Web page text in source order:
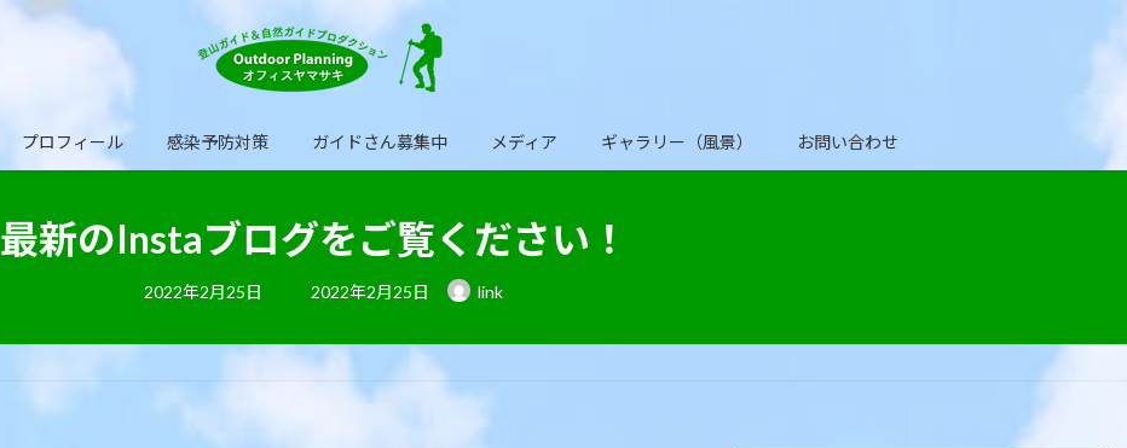
プロフィール 感染予防対策 ガイドさん募集中 メディア ギャラリー（風景） お問い合わせ
最新のInstaブログをご覧ください！
2022年2月25日
最
終
日
時
2022年2月25日 link